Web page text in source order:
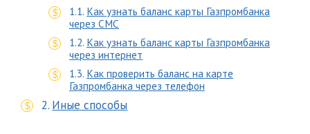
Как узнать баланс карты Газпромбанка
через СМС
Как узнать баланс карты Газпромбанка
через интернет
Как проверить баланс на карте
Газпромбанка через телефон
Иные способы